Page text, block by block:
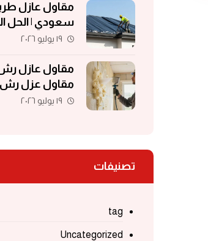
مقاول عازل
سعودي | الحل
لحماية الأسطح
١٩ يوليو ٢٠٢٦
مقاول عازل رش
مقاول عزل رش
مقاول عزل فوم
١٩ يوليو ٢٠٢٦
تصنيفات
tag
Uncategorized